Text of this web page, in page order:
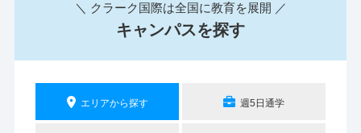
＼ クラーク国際は全国に教育を展開 ／
キャンパスを探す
エリアから探す 週5日通学